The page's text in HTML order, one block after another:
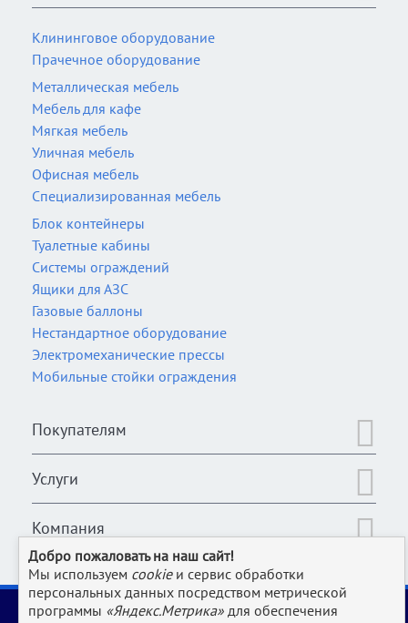
Клининговое оборудование
Прачечное оборудование
Металлическая мебель
Мебель для кафе
Мягкая мебель
Уличная мебель
Офисная мебель
Специализированная мебель
Блок контейнеры
Туалетные кабины
Системы ограждений
Ящики для АЗС
Газовые баллоны
Нестандартное оборудование
Электромеханические прессы
Мобильные стойки ограждения
Покупателям
Услуги
Компания
2006-2026 © Оборудование для магазина, супермаркета,
Добро пожаловать на наш сайт!
Мы используем cookieи сервис обработки
персональных данных посредством метрической
программы «Яндекс.Метрика» для обеспечения